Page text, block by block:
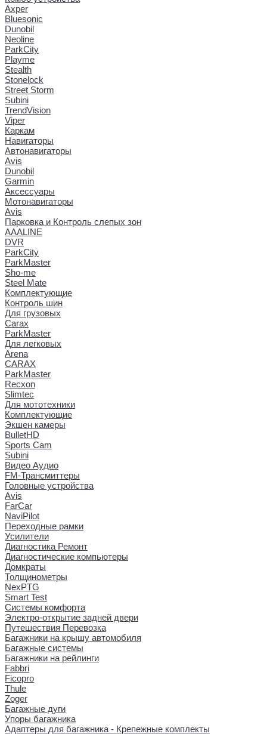
Axper
Bluesonic
Dunobil
Neoline
ParkCity
Playme
Stealth
Stonelock
Street Storm
Subini
TrendVision
Viper
Каркам
Навигаторы
Автонавигаторы
Avis
Dunobil
Garmin
Аксессуары
Мотонавигаторы
Avis
Парковка и Контроль слепых зон
AAALINE
DVR
ParkCity
ParkMaster
Sho-me
Steel Mate
Комплектующие
Контроль шин
Для грузовых
Carax
ParkMaster
Для легковых
Arena
CARAX
ParkMaster
Recxon
Slimtec
Для мототехники
Комплектующие
Экшен камеры
BulletHD
Sports Cam
Subini
Видео Аудио
FM-Трансмиттеры
Головные устройства
Avis
FarCar
NaviPilot
Переходные рамки
Усилители
Диагностика Ремонт
Диагностические компьютеры
Домкраты
Толщинометры
NexPTG
Smart Test
Системы комфорта
Электро-открытие задней двери
Путешествия Перевозка
Багажники на крышу автомобиля
Багажные системы
Багажники на рейлинги
Fabbri
Ficopro
Thule
Zoger
Багажные дуги
Упоры багажника
Адаптеры для багажника - Крепежные комплекты